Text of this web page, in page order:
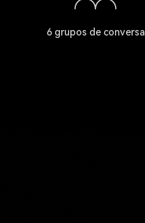
6 grupos de conversa